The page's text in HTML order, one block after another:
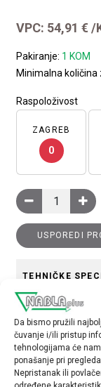
Da bismo pružili
čuvanje i/ili pristup
tehnologijama će
ponašanje pri
Nepristanak ili
VPC: 54,91€ /
Pakiranje: 1 KOM
Minimalna količina
Raspoloživost
ZAGREB
0
Sklopka s
USPOREDI
TEHNIČKE
Tip uređaja
Sklopka